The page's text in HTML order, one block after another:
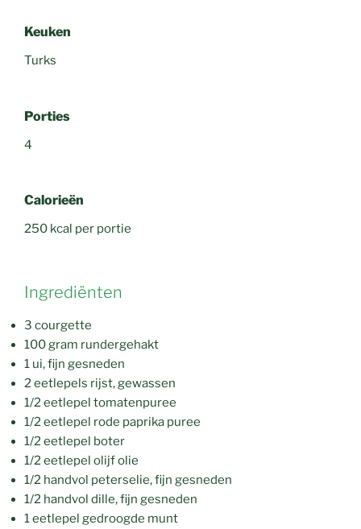
Keuken
Turks
Porties
4
Calorieën
250 kcal per portie
Ingrediënten
3 courgette
100 gram rundergehakt
1 ui, fijn gesneden
2 eetlepels rijst, gewassen
1/2 eetlepel tomatenpuree
1/2 eetlepel rode paprika puree
1/2 eetlepel boter
1/2 eetlepel olijf olie
1/2 handvol peterselie, fijn gesneden
1/2 handvol dille, fijn gesneden
1 eetlepel gedroogde munt